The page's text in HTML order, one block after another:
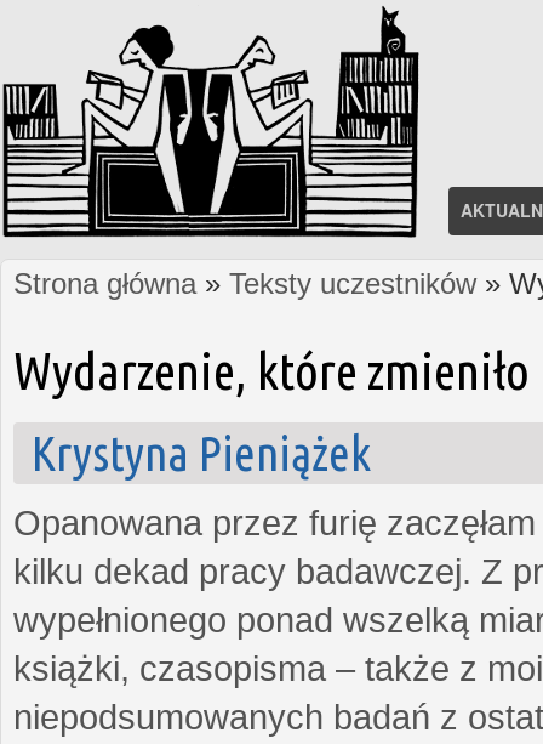
Jesteś tutaj
Strona główna» Teksty uczestników»
Wydarzenie, które
Krystyna Pieniążek
Opanowana przez furię
kilku dekad pracy badawczej. Z
wypełnionego ponad wszelką
książki, czasopisma – także z
niepodsumowanych badań z